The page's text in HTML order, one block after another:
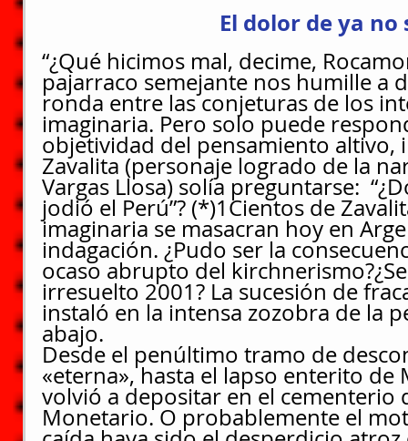
El dolor de ya no
“¿Qué hicimos mal, decime,
pajarraco semejante nos humille a
ronda entre las conjeturas de los
imaginaria. Pero solo puede
objetividad del pensamiento
Zavalita (personaje logrado de la
Vargas Llosa) solía preguntarse:
jodió el Perú”? (*)1Cientos de
imaginaria se masacran hoy en
indagación. ¿Pudo ser la
ocaso abrupto del
irresuelto 2001? La sucesión de
instaló en la intensa zozobra de la
abajo.
Desde el penúltimo tramo de
«eterna», hasta el lapso enterito
volvió a depositar en el cementerio
Monetario. O probablemente el